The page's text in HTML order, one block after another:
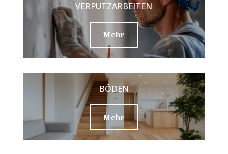
VERPUTZARBEITEN
Mehr
BÖDEN
Mehr